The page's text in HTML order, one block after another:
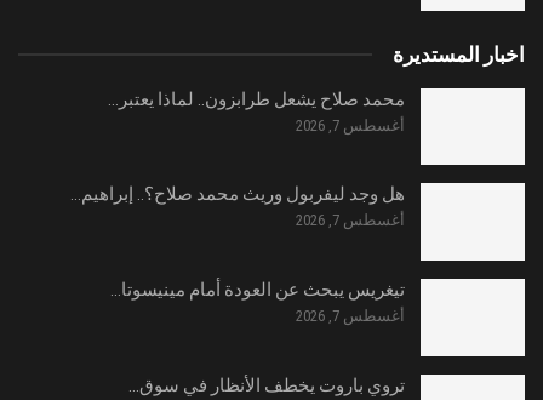
اخبار المستديرة
محمد صلاح يشعل طرابزون.. لماذا يعتبر…
أغسطس 7, 2026
هل وجد ليفربول وريث محمد صلاح؟.. إبراهيم…
أغسطس 7, 2026
تيغريس يبحث عن العودة أمام مينيسوتا…
أغسطس 7, 2026
تروي باروت يخطف الأنظار في سوق…